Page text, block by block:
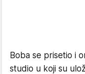
Boba se prisetio i
studio u koji su